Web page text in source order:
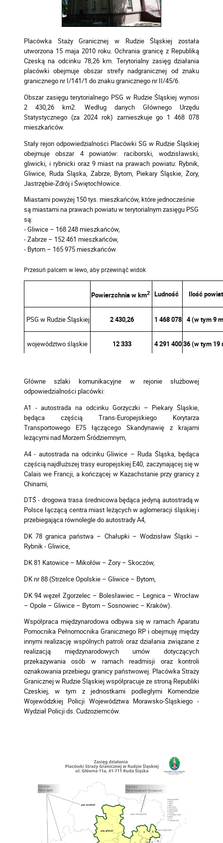
Placówka Staży Granicznej w Rudzie Śląskiej została
utworzona 15 maja 2010 roku. Ochrania granicę z Republiką
Czeską na odcinku 78,26 km. Terytorialny zasięg działania
placówki obejmuje obszar strefy nadgranicznej od znaku
granicznego nr I/141/1 do znaku granicznego nr II/45/6.
Obszar zasięgu terytorialnego PSG w Rudzie Śląskiej wynosi
2 430,26 km2. Według danych Głównego Urzędu
Statystycznego (za 2024 rok) zamieszkuje go 1 468 078
mieszkańców.
Stały rejon odpowiedzialności Placówki SG w Rudzie Śląskiej
obejmuje obszar 4 powiatów: raciborski, wodzisławski,
gliwicki, i rybnicki oraz 9 miast na prawach powiatu: Rybnik,
Gliwice, Ruda Śląska, Zabrze, Bytom, Piekary Śląskie, Żory,
Jastrzębie-Zdrój i Świętochłowice.
Miastami powyżej 150 tys. mieszkańców, które jednocześnie
są miastami na prawach powiatu w terytorialnym zasięgu PSG
są:
- Gliwice – 168 248 mieszkańców,
- Zabrze – 152 461 mieszkańców,
- Bytom – 165 975 mieszkańców.
Powierzchnia w km2 Ludność Ilość
PSG w Rudzie Śląskiej 2 430,26 1 468 078 4 (w tym 9
województwo śląskie 12 333 4 291 40036 (w tym 19
Główne szlaki komunikacyjne w rejonie służbowej
odpowiedzialności placówki:
A1 - autostrada na odcinku Gorzyczki – Piekary Śląskie,
będąca częścią Trans-Europejskiego Korytarza
Transportowego E75 łączącego Skandynawię z krajami
leżącymi nad Morzem Śródziemnym,
A4 - autostrada na odcinku Gliwice – Ruda Śląska, będąca
częścią najdłuższej trasy europejskiej E40, zaczynającej się w
Calais we Francji, a kończącej w Kazachstanie przy granicy z
Chinami,
DTŚ - drogowa trasa średnicowa będąca jedyną autostradą w
Polsce łączącą centra miast leżących w aglomeracji śląskiej i
przebiegająca równolegle do autostrady A4,
DK 78 granica państwa – Chałupki – Wodzisław Śląski –
Rybnik - Gliwice,
DK 81 Katowice – Mikołów – Żory – Skoczów,
DK nr 88 (Strzelce Opolskie – Gliwice – Bytom,
DK 94 węzeł Zgorzelec – Bolesławiec – Legnica – Wrocław
– Opole – Gliwice – Bytom – Sosnowiec – Kraków).
Współpraca międzynarodowa odbywa się w ramach Aparatu
Pomocnika Pełnomocnika Granicznego RP i obejmuję między
innymi realizację wspólnych patroli oraz działania związane z
realizacją międzynarodowych umów dotyczących
przekazywania osób w ramach readmisji oraz kontroli
oznakowania przebiegu granicy państwowej. Placówka Straży
Granicznej w Rudzie Śląskiej współpracuje ze stroną Republiki
Czeskiej, w tym z jednostkami podległymi Komendzie
Wojewódzkiej Policji Województwa Morawsko-Śląskiego -
Wydział Policji ds. Cudzoziemców.